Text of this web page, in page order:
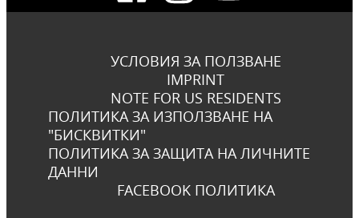
УСЛОВИЯ ЗА ПОЛЗВАНЕ
IMPRINT
NOTE FOR US RESIDENTS
ПОЛИТИКА ЗА ИЗПОЛЗВАНЕ НА
"БИСКВИТКИ"
ПОЛИТИКА ЗА ЗАЩИТА НА ЛИЧНИТЕ
ДАННИ
FACEBOOK ПОЛИТИКА